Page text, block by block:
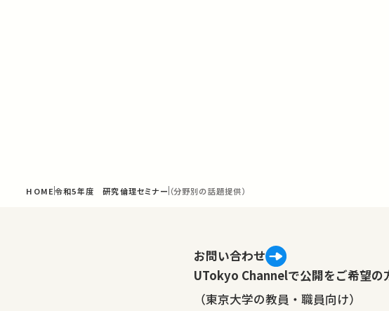
HOME令和5年度 研究倫理セミナー （分野別の話題提供）
お問い合わせ
UTokyo Channelで公開をご希望の
（東京大学の教員・職員向け）